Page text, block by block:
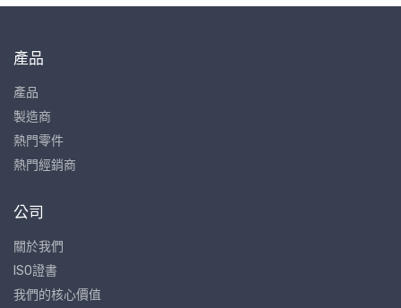
產品
產品
製造商
熱門零件
熱門經銷商
公司
關於我們
ISO證書
我們的核心價值